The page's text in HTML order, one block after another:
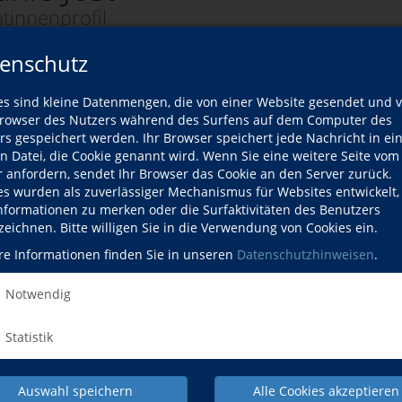
sind kleine Datenmengen, die von einer Website gesendet und
des Nutzers während des Surfens auf dem Computer des
gespeichert werden. Ihr Browser speichert jede Nachricht in
Datei, die Cookie genannt wird. Wenn Sie eine weitere Seite vom
anfordern, sendet Ihr Browser das Cookie an den Server zurück.
wurden als zuverlässiger Mechanismus für Websites
zu merken oder die Surfaktivitäten des Benutzers
Bitte willigen Sie in die Verwendung von Cookies ein.
Informationen finden Sie in unseren Datenschutzhinweisen.
Notwendig
Statistik
Auswahl speichern Alle Cookies akzeptieren
Dozentin
Wann?
Sa., 17.10.2026
Kultur/Gestalten Allgemeinbildung junge vhs